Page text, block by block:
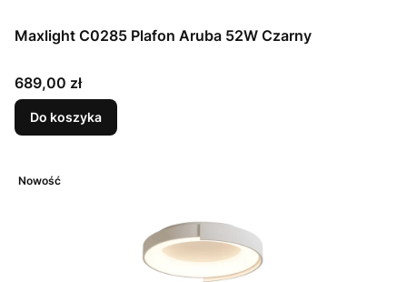
Maxlight C0285 Plafon Aruba 52W Czarny
Cena
689,00 zł
Do koszyka
Nowość